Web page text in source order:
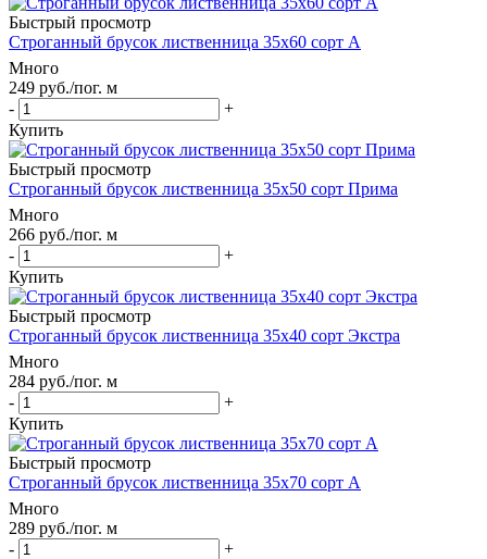
Быстрый просмотр
Строганный брусок лиственница 35х60 сорт А
Много
249 руб./пог. м
-
+
Купить
Быстрый просмотр
Строганный брусок лиственница 35х50 сорт Прима
Много
266 руб./пог. м
-
+
Купить
Быстрый просмотр
Строганный брусок лиственница 35х40 сорт Экстра
Много
284 руб./пог. м
-
+
Купить
Быстрый просмотр
Строганный брусок лиственница 35х70 сорт А
Много
289 руб./пог. м
-
+